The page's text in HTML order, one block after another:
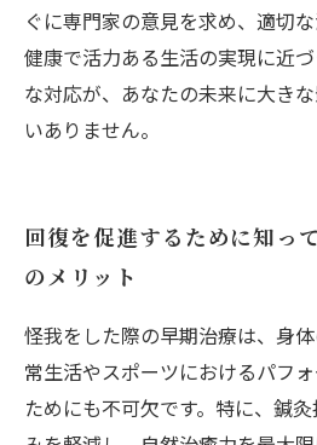
ぐに専門家の意見を求め、適切
健康で活力ある生活の実現に近
な対応が、あなたの未来に大き
いありません。
回復を促進するために知っ
のメリット
怪我をした際の早期治療は、身
常生活やスポーツにおけるパフ
ためにも不可欠です。特に、鍼